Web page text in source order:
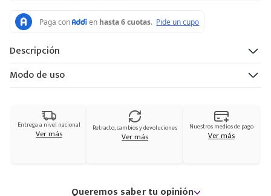
Descripción
Modo de uso
Entrega a nivel nacional
Ver más Retracto, cambios y devoluciones
Ver más
Nuestros medios de pago
Ver más
Queremos saber tu opinión